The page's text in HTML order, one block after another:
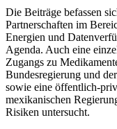
Die Beiträge befassen
Partnerschaften im
Energien und
Agenda. Auch eine
Zugangs zu
Bundesregierung und
sowie eine öffentlich-
mexikanischen
Risiken untersucht.